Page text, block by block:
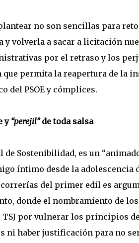
no son sencillas para
y volverla a sacar a licitación
por el retraso y los
permita la reapertura de la
del PSOE y cómplices.
y “perejil”de toda salsa
Sostenibilidad, es un
íntimo desde la adolescencia
del primer edil es
donde el nombramiento de
por vulnerar los principios
ni haber justificación para no